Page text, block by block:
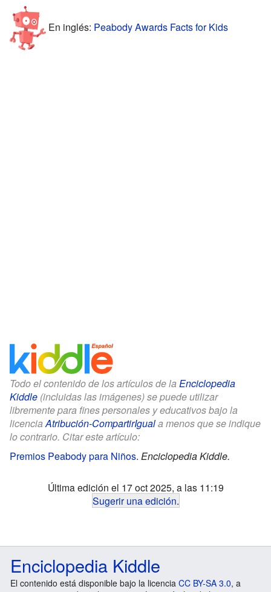
En inglés: Peabody Awards Facts for Kids
Todo el contenido de los artículos de la Enciclopedia
Kiddle (incluidas las imágenes) se puede utilizar
libremente para fines personales y educativos bajo la
licenciaAtribución-CompartirIguala menos que se indique
lo contrario. Citar este artículo:
Premios Peabody para Niños. Enciclopedia Kiddle.
Última edición el 17 oct 2025, a las 11:19
Sugerir una edición.
Enciclopedia Kiddle
El contenido está disponible bajo la licencia CC BY-SA 3.0, a